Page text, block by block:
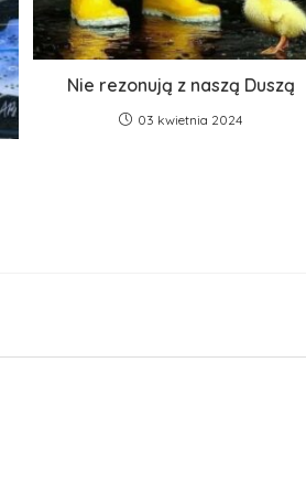
Nie rezonują z naszą Duszą
03 kwietnia 2024